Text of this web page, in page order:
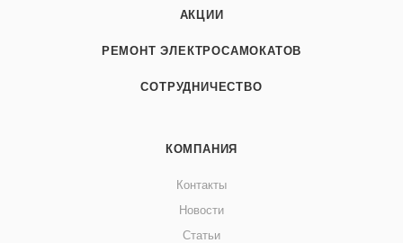
АКЦИИ
РЕМОНТ ЭЛЕКТРОСАМОКАТОВ
СОТРУДНИЧЕСТВО
КОМПАНИЯ
Контакты
Новости
Статьи